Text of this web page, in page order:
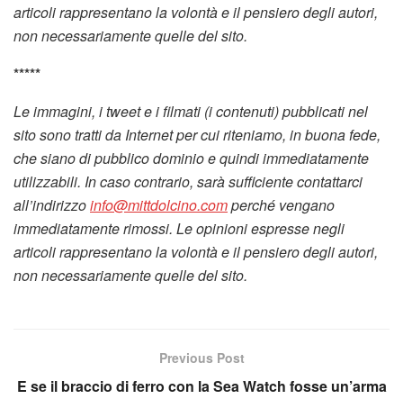
articoli rappresentano la volontà e il pensiero degli autori,
non necessariamente quelle del sito.
*****
Le immagini, i tweet e i filmati (i contenuti) pubblicati nel
sito sono tratti da Internet per cui riteniamo, in buona fede,
che siano di pubblico dominio e quindi immediatamente
utilizzabili. In caso contrario, sarà sufficiente contattarci
all’indirizzoinfo@mittdolcino.comperché vengano
immediatamente rimossi. Le opinioni espresse negli
articoli rappresentano la volontà e il pensiero degli autori,
non necessariamente quelle del sito.
Previous Post
E se il braccio di ferro con la Sea Watch fosse un’arma